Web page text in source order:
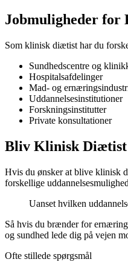
Jobmuligheder
Som klinisk diætist har du
Sundhedscentre og
Hospitalsafdelinger
Mad- og
Uddannelsesinstitutioner
Forskningsinstitutter
Private konsultationer
Bliv Klinisk Diætist
Hvis du ønsker at blive klinisk
forskellige
Uanset hvilken
Så hvis du brænder for
og sundhed lede dig på vejen
Ofte stillede spørgsmål